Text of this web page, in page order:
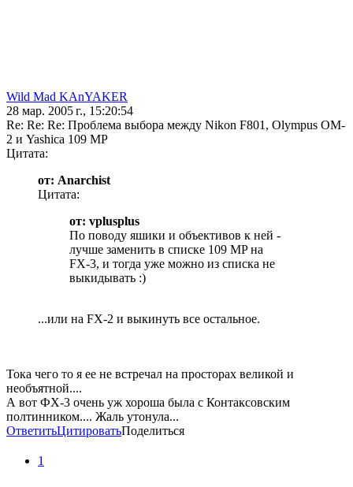
Wild Mad KAnYAKER
28 мар. 2005 г., 15:20:54
Re: Re: Re: Проблема выбора между Nikon F801, Olympus OM-
2 и Yashica 109 MP
Цитата:
от: Anarchist
Цитата:
от: vplusplus
По поводу яшики и объективов к ней -
лучше заменить в списке 109 MP на
FX-3, и тогда уже можно из списка не
выкидывать :)
...или на FX-2 и выкинуть все остальное.
Тока чего то я ее не встречал на просторах великой и
необъятной....
А вот ФХ-3 очень уж хороша была с Контаксовским
полтинником.... Жаль утонула...
ОтветитьЦитироватьПоделиться
1